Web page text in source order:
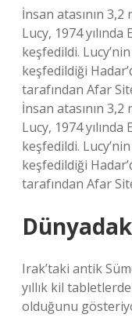
İnsan atasının
Lucy, 1974
keşfedildi.
keşfedildiği
tarafından Afar
İnsan atasının
Lucy, 1974
keşfedildi.
keşfedildiği
tarafından Afar
Irak’taki antik
yıllık kil
olduğunu